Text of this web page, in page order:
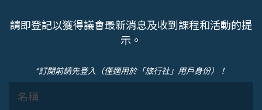
請即登記以獲得議會最新消息及收到課程和活動的提
示。
*訂閱前請先登入（僅適用於「旅行社」用戶身份）！